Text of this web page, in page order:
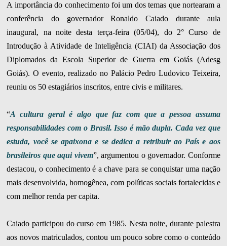
A importância do conhecimento foi um dos temas que nortearam a
conferência do governador Ronaldo Caiado durante aula
inaugural, na noite desta terça-feira (05/04), do 2° Curso de
Introdução à Atividade de Inteligência (CIAI) da Associação dos
Diplomados da Escola Superior de Guerra em Goiás (Adesg
Goiás). O evento, realizado no Palácio Pedro Ludovico Teixeira,
reuniu os 50 estagiários inscritos, entre civis e militares.
“A cultura geral é algo que faz com que a pessoa assuma
responsabilidades com o Brasil. Isso é mão dupla. Cada vez que
estuda, você se apaixona e se dedica a retribuir ao País e aos
brasileiros que aqui vivem”, argumentou o governador. Conforme
destacou, o conhecimento é a chave para se conquistar uma nação
mais desenvolvida, homogênea, com políticas sociais fortalecidas e
com melhor renda per capita.
Caiado participou do curso em 1985. Nesta noite, durante palestra
aos novos matriculados, contou um pouco sobre como o conteúdo